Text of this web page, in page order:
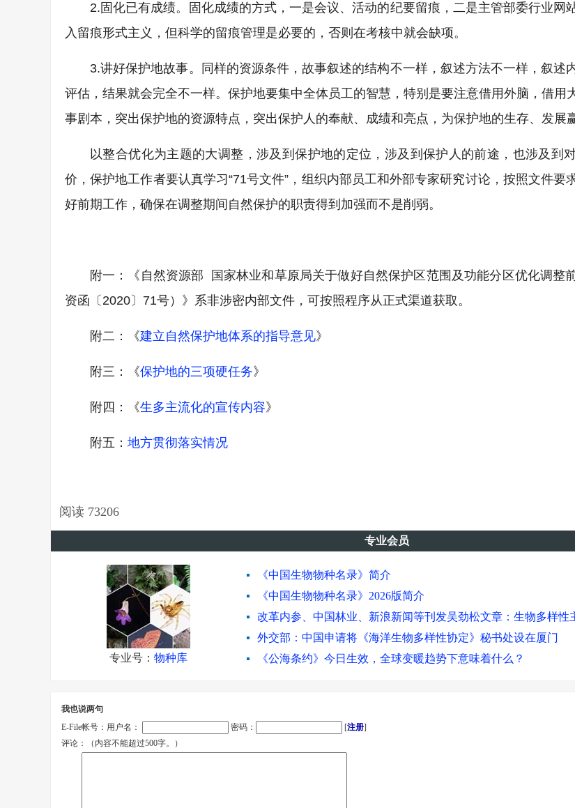
2.固化已有成绩。固化成绩的方式，一是会议、活动的纪要留痕，二是主管部委行业网
入留痕形式主义，但科学的留痕管理是必要的，否则在考核中就会缺项。
3.讲好保护地故事。同样的资源条件，故事叙述的结构不一样，叙述方法不一样，叙述
评估，结果就会完全不一样。保护地要集中全体员工的智慧，特别是要注意借用外脑，借用
事剧本，突出保护地的资源特点，突出保护人的奉献、成绩和亮点，为保护地的生存、发展
以整合优化为主题的大调整，涉及到保护地的定位，涉及到保护人的前途，也涉及到
价，保护地工作者要认真学习“71号文件”，组织内部员工和外部专家研究讨论，按照文件要
好前期工作，确保在调整期间自然保护的职责得到加强而不是削弱。
附一：《自然资源部 国家林业和草原局关于做好自然保护区范围及功能分区优化调整
资函〔2020〕71号）》系非涉密内部文件，可按照程序从正式渠道获取。
附二：《建立自然保护地体系的指导意见》
附三：《保护地的三项硬任务》
附四：《生多主流化的宣传内容》
附五： 地方贯彻落实情况
阅读 73206
专业会员
专业号： 物种库
《中国生物物种名录》简介
《中国生物物种名录》2026版简介
改革内参、中国林业、新浪新闻等刊发吴劲松文章：生物多样性
外交部：中国申请将《海洋生物多样性协定》秘书处设在厦门
《公海条约》今日生效，全球变暖趋势下意味着什么？
《中国生物物种名录》2025版简介
我也说两句
E-File帐号：用户名：
密码： [注册]
评论：（内容不能超过500字。）